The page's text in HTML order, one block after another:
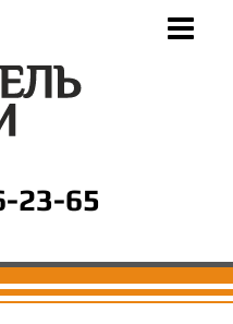
23-65